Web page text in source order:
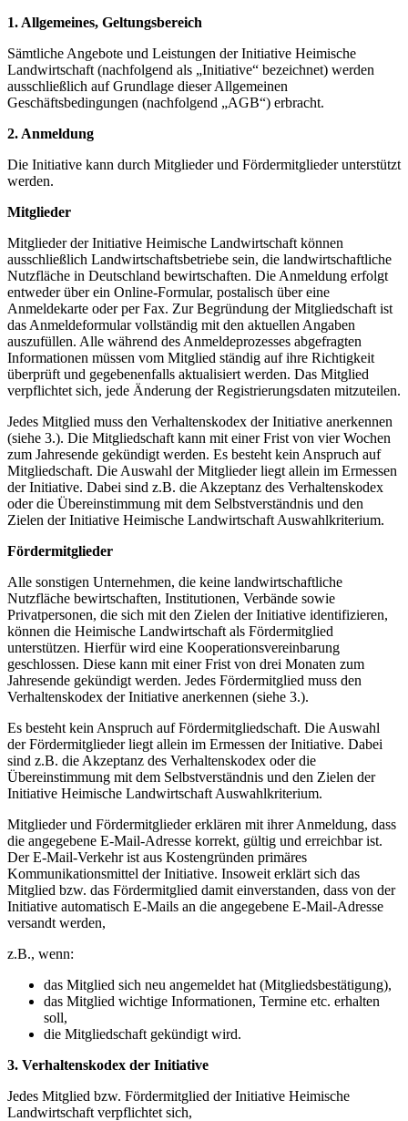
1. Allgemeines, Geltungsbereich
Sämtliche Angebote und Leistungen der Initiative Heimische
Landwirtschaft (nachfolgend als „Initiative“ bezeichnet) werden
ausschließlich auf Grundlage dieser Allgemeinen
Geschäftsbedingungen (nachfolgend „AGB“) erbracht.
2. Anmeldung
Die Initiative kann durch Mitglieder und Fördermitglieder unterstützt
werden.
Mitglieder
Mitglieder der Initiative Heimische Landwirtschaft können
ausschließlich Landwirtschaftsbetriebe sein, die landwirtschaftliche
Nutzfläche in Deutschland bewirtschaften. Die Anmeldung erfolgt
entweder über ein Online-Formular, postalisch über eine
Anmeldekarte oder per Fax. Zur Begründung der Mitgliedschaft ist
das Anmeldeformular vollständig mit den aktuellen Angaben
auszufüllen. Alle während des Anmeldeprozesses abgefragten
Informationen müssen vom Mitglied ständig auf ihre Richtigkeit
überprüft und gegebenenfalls aktualisiert werden. Das Mitglied
verpflichtet sich, jede Änderung der Registrierungsdaten mitzuteilen.
Jedes Mitglied muss den Verhaltenskodex der Initiative anerkennen
(siehe 3.). Die Mitgliedschaft kann mit einer Frist von vier Wochen
zum Jahresende gekündigt werden. Es besteht kein Anspruch auf
Mitgliedschaft. Die Auswahl der Mitglieder liegt allein im Ermessen
der Initiative. Dabei sind z.B. die Akzeptanz des Verhaltenskodex
oder die Übereinstimmung mit dem Selbstverständnis und den
Zielen der Initiative Heimische Landwirtschaft Auswahlkriterium.
Fördermitglieder
Alle sonstigen Unternehmen, die keine landwirtschaftliche
Nutzfläche bewirtschaften, Institutionen, Verbände sowie
Privatpersonen, die sich mit den Zielen der Initiative identifizieren,
können die Heimische Landwirtschaft als Fördermitglied
unterstützen. Hierfür wird eine Kooperationsvereinbarung
geschlossen. Diese kann mit einer Frist von drei Monaten zum
Jahresende gekündigt werden. Jedes Fördermitglied muss den
Verhaltenskodex der Initiative anerkennen (siehe 3.).
Es besteht kein Anspruch auf Fördermitgliedschaft. Die Auswahl
der Fördermitglieder liegt allein im Ermessen der Initiative. Dabei
sind z.B. die Akzeptanz des Verhaltenskodex oder die
Übereinstimmung mit dem Selbstverständnis und den Zielen der
Initiative Heimische Landwirtschaft Auswahlkriterium.
Mitglieder und Fördermitglieder erklären mit ihrer Anmeldung, dass
die angegebene E-Mail-Adresse korrekt, gültig und erreichbar ist.
Der E-Mail-Verkehr ist aus Kostengründen primäres
Kommunikationsmittel der Initiative. Insoweit erklärt sich das
Mitglied bzw. das Fördermitglied damit einverstanden, dass von der
Initiative automatisch E-Mails an die angegebene E-Mail-Adresse
versandt werden,
z.B., wenn:
das Mitglied sich neu angemeldet hat (Mitgliedsbestätigung),
das Mitglied wichtige Informationen, Termine etc. erhalten
soll,
die Mitgliedschaft gekündigt wird.
3. Verhaltenskodex der Initiative
Jedes Mitglied bzw. Fördermitglied der Initiative Heimische
Landwirtschaft verpflichtet sich,